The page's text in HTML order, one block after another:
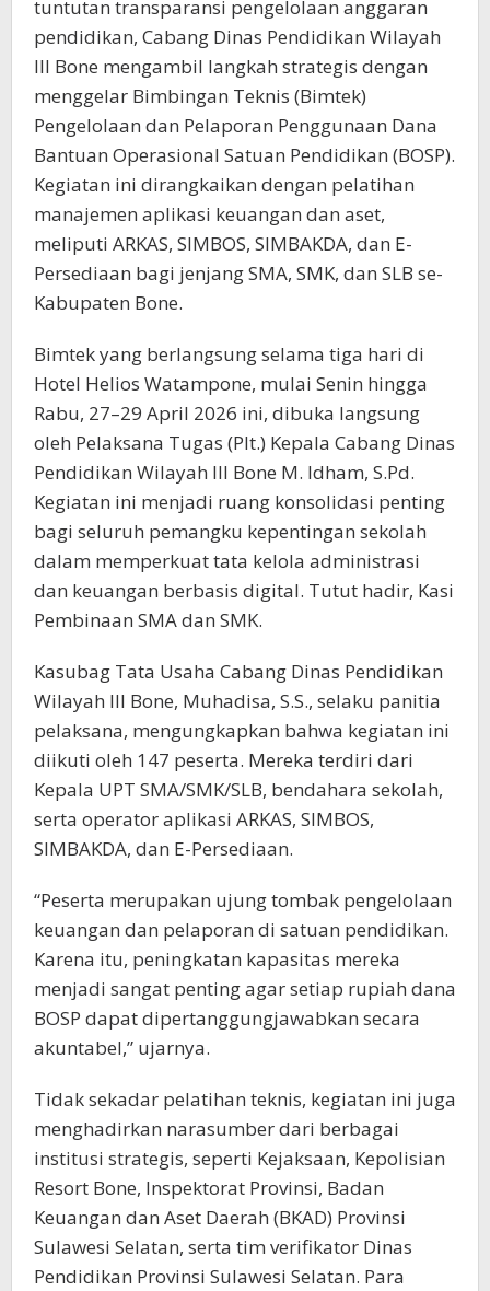
tuntutan transparansi pengelolaan anggaran
pendidikan, Cabang Dinas Pendidikan Wilayah
III Bone mengambil langkah strategis dengan
menggelar Bimbingan Teknis (Bimtek)
Pengelolaan dan Pelaporan Penggunaan Dana
Bantuan Operasional Satuan Pendidikan (BOSP).
Kegiatan ini dirangkaikan dengan pelatihan
manajemen aplikasi keuangan dan aset,
meliputi ARKAS, SIMBOS, SIMBAKDA, dan E-
Persediaan bagi jenjang SMA, SMK, dan SLB se-
Kabupaten Bone.
Bimtek yang berlangsung selama tiga hari di
Hotel Helios Watampone, mulai Senin hingga
Rabu, 27–29 April 2026 ini, dibuka langsung
oleh Pelaksana Tugas (Plt.) Kepala Cabang Dinas
Pendidikan Wilayah III Bone M. Idham, S.Pd.
Kegiatan ini menjadi ruang konsolidasi penting
bagi seluruh pemangku kepentingan sekolah
dalam memperkuat tata kelola administrasi
dan keuangan berbasis digital. Tutut hadir, Kasi
Pembinaan SMA dan SMK.
Kasubag Tata Usaha Cabang Dinas Pendidikan
Wilayah III Bone, Muhadisa, S.S., selaku panitia
pelaksana, mengungkapkan bahwa kegiatan ini
diikuti oleh 147 peserta. Mereka terdiri dari
Kepala UPT SMA/SMK/SLB, bendahara sekolah,
serta operator aplikasi ARKAS, SIMBOS,
SIMBAKDA, dan E-Persediaan.
“Peserta merupakan ujung tombak pengelolaan
keuangan dan pelaporan di satuan pendidikan.
Karena itu, peningkatan kapasitas mereka
menjadi sangat penting agar setiap rupiah dana
BOSP dapat dipertanggungjawabkan secara
akuntabel,” ujarnya.
Tidak sekadar pelatihan teknis, kegiatan ini juga
menghadirkan narasumber dari berbagai
institusi strategis, seperti Kejaksaan, Kepolisian
Resort Bone, Inspektorat Provinsi, Badan
Keuangan dan Aset Daerah (BKAD) Provinsi
Sulawesi Selatan, serta tim verifikator Dinas
Pendidikan Provinsi Sulawesi Selatan. Para